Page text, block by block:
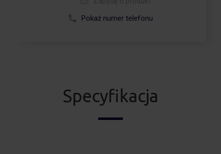
Zadzwoń +48 664 113 007
Pokaż numer telefonu
Specyfikacja